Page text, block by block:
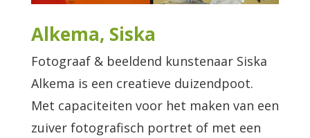
Alkema, Siska
Fotograaf & beeldend kunstenaar Siska
Alkema is een creatieve duizendpoot.
Met capaciteiten voor het maken van een
zuiver fotografisch portret of met een